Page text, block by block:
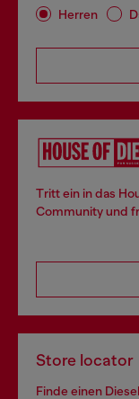
Herren
Tritt ein in das
Community und
Store locator
Finde einen